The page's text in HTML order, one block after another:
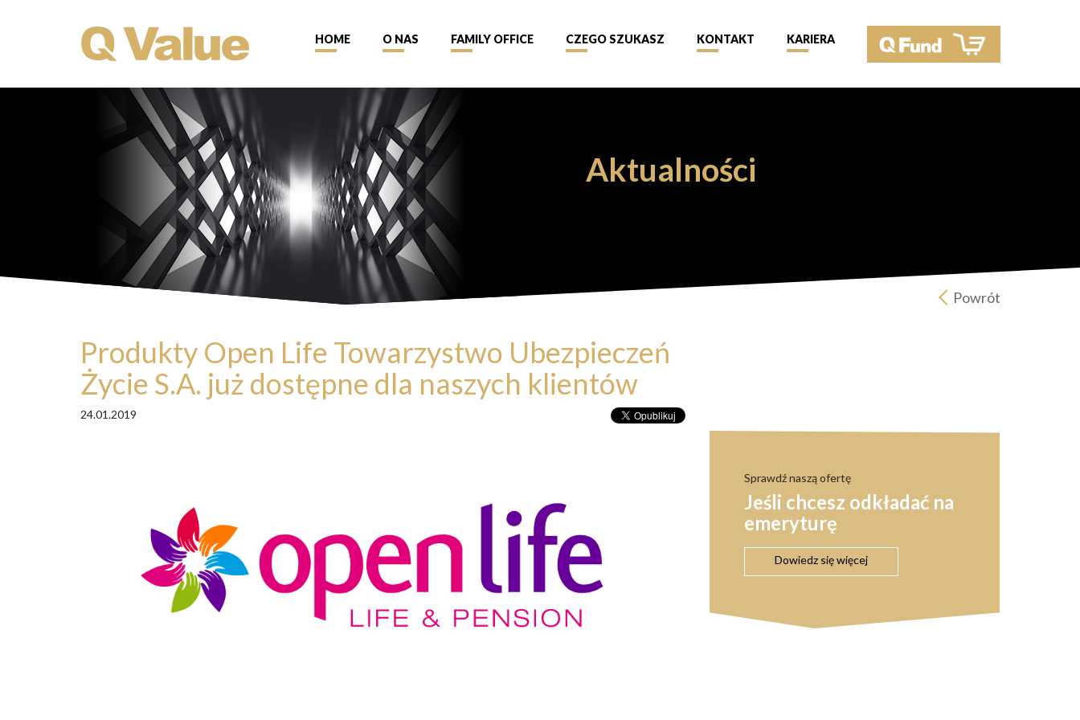
HOME O NAS FAMILY OFFICE CZEGO SZUKASZ KONTAKT KARIERA
Aktualności
Powrót
Produkty Open Life Towarzystwo Ubezpieczeń
Życie S.A. już dostępne dla naszych klientów
24.01.2019
Sprawdź naszą ofertę
Jeśli chcesz odkładać na
emeryturę
Dowiedz się więcej